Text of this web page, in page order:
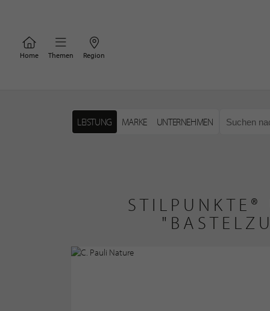
Home Themen Region
LEISTUNG MARKE UNTERNEHMEN
STILPUNKTE®